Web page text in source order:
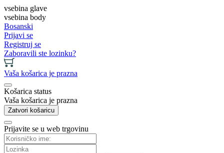
vsebina glave
vsebina body
Bosanski
Prijavi se
Registruj se
Zaboravili ste lozinku?
Vaša košarica je prazna
Košarica status
Vaša košarica je prazna
Zatvori košaricu
Prijavite se u web trgovinu